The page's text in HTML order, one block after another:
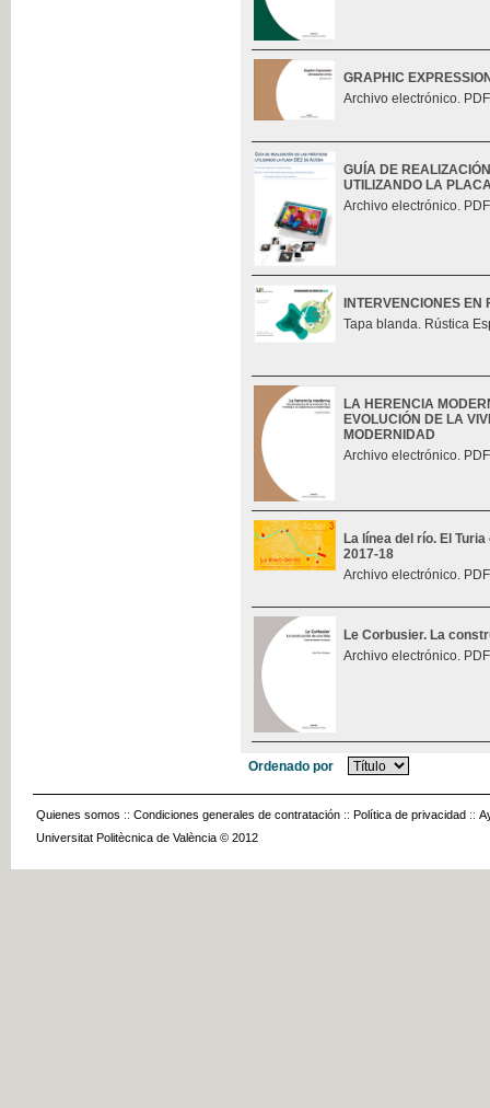
GRAPHIC
Archivo electrónico.
GUÍA DE
UTILIZANDO LA
Archivo electrónico.
INTERVENCIONES
Tapa blanda. Rústica
LA HERENCIA
EVOLUCIÓN DE LA
MODERNIDAD
Archivo electrónico.
La línea del río. El
2017-18
Archivo electrónico.
Le Corbusier. La
Archivo electrónico.
Ordenado por
Quienes somos :: Condiciones generales de contratación :: Política de privacidad ::
Universitat Politècnica de València © 2012